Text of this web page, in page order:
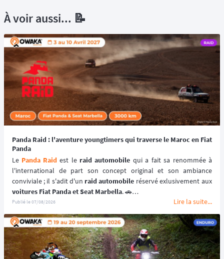
À voir aussi... 📝
Panda Raid : l'aventure youngtimers qui traverse le Maroc en Fiat
Panda
Le Panda Raid est le raid automobile qui a fait sa renommée à
l'international de part son concept original et son ambiance
conviviale ; il s'adit d'un raid automobile
voitures Fiat Panda et Seat Marbella. 🚗
Une véritable aventure offroad qui se déroule au coeur du désert
marocain à bord de véhicules youngtimers. 🚘🌵
📆 Prochaines dates : du 3 au 10 avril 2027.
Publié le07/08/2026 Lire la suite...